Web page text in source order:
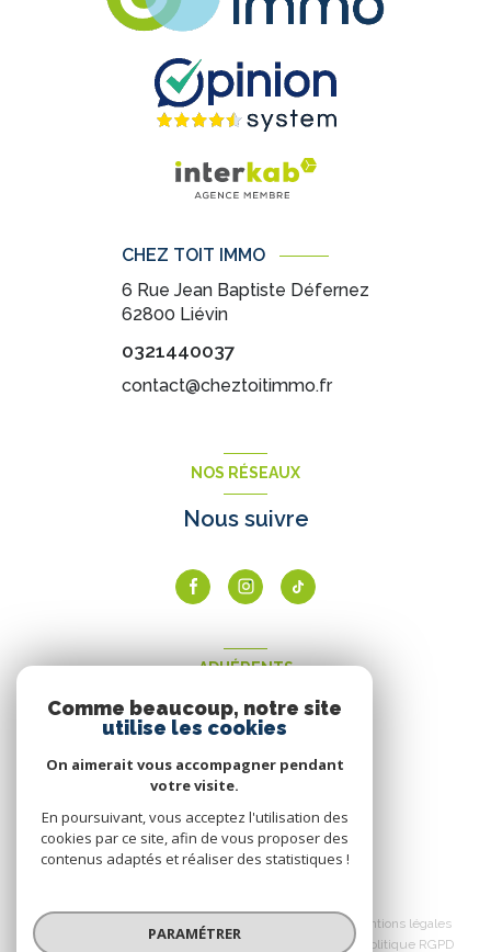
CHEZ TOIT IMMO
6 Rue Jean Baptiste Défernez
62800 Liévin
0321440037
contact@cheztoitimmo.fr
NOS RÉSEAUX
Nous suivre
ADHÉRENTS
Nous adhérons
Mentions légales
Politique RGPD
Comme beaucoup, notre site
utilise les cookies
On aimerait vous accompagner pendant
votre visite.
En poursuivant, vous acceptez l'utilisation des
cookies par ce site, afin de vous proposer des
contenus adaptés et réaliser des statistiques !
PARAMÉTRER